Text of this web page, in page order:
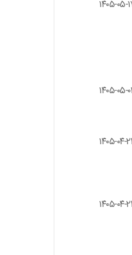
۰۵-۱۷
۰۵-۰۳
۰۴-۲۴
۰۴-۲۴